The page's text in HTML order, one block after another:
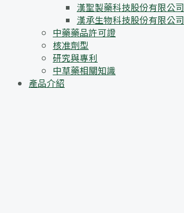
漢聖製藥科技股份有限公司
漢承生物科技股份有限公司
中藥藥品許可證
核准劑型
研究與專利
中草藥相關知識
產品介紹